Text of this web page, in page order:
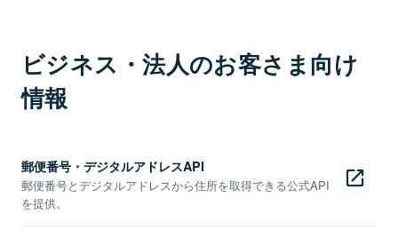
ビジネス・法人のお客さま向け
情報
郵便番号・デジタルアドレスAPI
郵便番号とデジタルアドレスから住所を取得できる公式API
を提供。